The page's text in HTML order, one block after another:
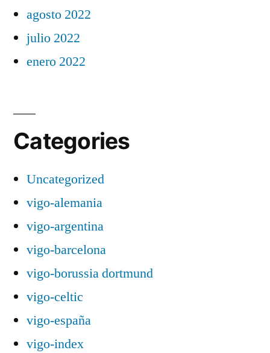
agosto 2022
julio 2022
enero 2022
Categories
Uncategorized
vigo-alemania
vigo-argentina
vigo-barcelona
vigo-borussia dortmund
vigo-celtic
vigo-españa
vigo-index